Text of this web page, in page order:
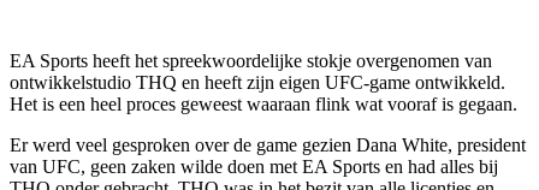
EA Sports heeft het spreekwoordelijke stokje overgenomen van
ontwikkelstudio THQ en heeft zijn eigen UFC-game ontwikkeld.
Het is een heel proces geweest waaraan flink wat vooraf is gegaan.
Er werd veel gesproken over de game gezien Dana White, president
van UFC, geen zaken wilde doen met EA Sports en had alles bij